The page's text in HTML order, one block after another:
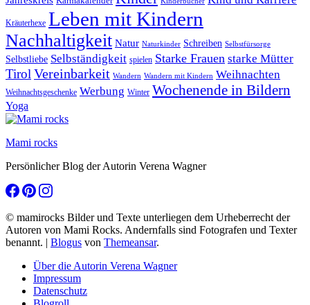
Kräuterhexe Leben mit Kindern
Nachhaltigkeit Natur Naturkinder Schreiben Selbstfürsorge
Selbstliebe Selbständigkeit spielen Starke Frauen starke Mütter
Tirol Vereinbarkeit Wandern Wandern mit Kindern Weihnachten
Weihnachtsgeschenke Werbung Winter Wochenende in Bildern
Yoga
Mami rocks
Persönlicher Blog der Autorin Verena Wagner
© mamirocks Bilder und Texte unterliegen dem Urheberrecht der
Autoren von Mami Rocks. Andernfalls sind Fotografen und Texter
benannt. | Blogus von Themeansar.
Über die Autorin Verena Wagner
Impressum
Datenschutz